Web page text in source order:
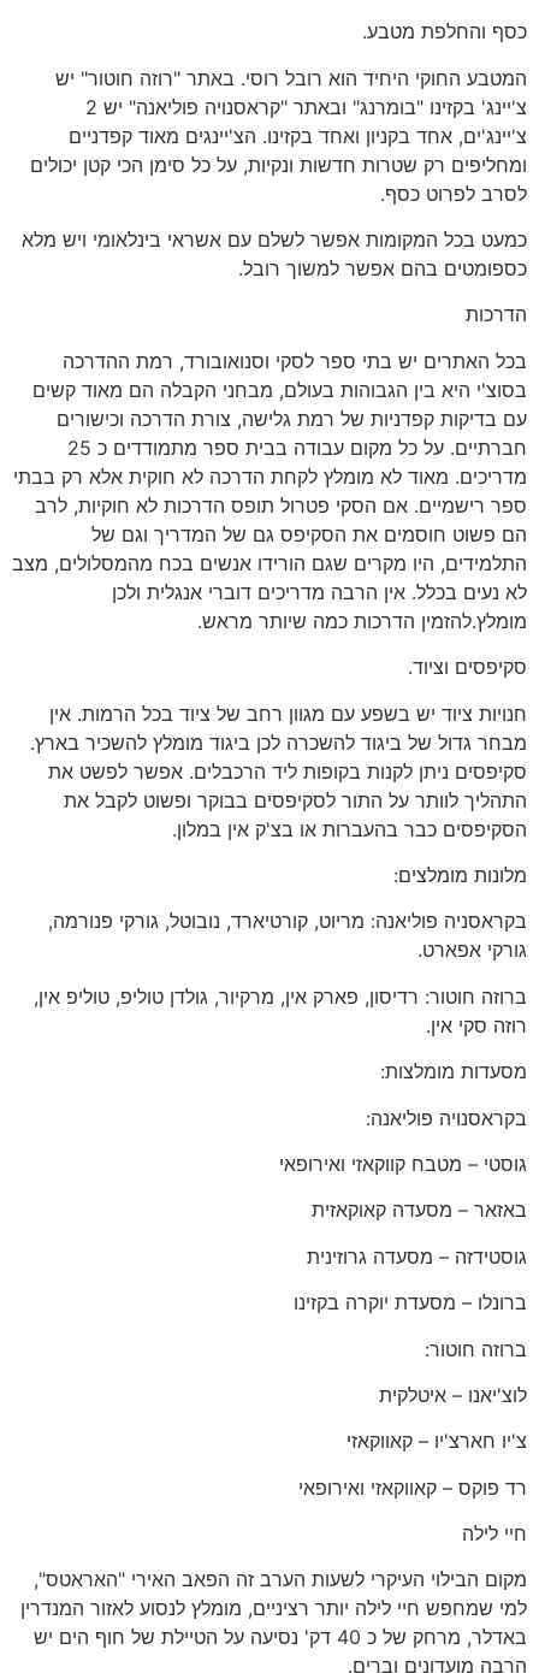
כסף והחלפת מטבע.
המטבע החוקי היחיד הוא רובל רוסי. באתר "רוזה חוטור" יש
צ'יינג' בקזינו "בומרנג" ובאתר "קראסנויה פוליאנה" יש 2
צ'יינג'ים, אחד בקניון ואחד בקזינו. הצ'יינגים מאוד קפדניים
ומחליפים רק שטרות חדשות ונקיות, על כל סימן הכי קטן יכולים
לסרב לפרוט כסף.
כמעט בכל המקומות אפשר לשלם עם אשראי בינלאומי ויש מלא
כספומטים בהם אפשר למשוך רובל.
הדרכות
בכל האתרים יש בתי ספר לסקי וסנואובורד, רמת ההדרכה
בסוצ'י היא בין הגבוהות בעולם, מבחני הקבלה הם מאוד קשים
עם בדיקות קפדניות של רמת גלישה, צורת הדרכה וכישורים
חברתיים. על כל מקום עבודה בבית ספר מתמודדים כ 25
מדריכים. מאוד לא מומלץ לקחת הדרכה לא חוקית אלא רק בבתי
ספר רישמיים. אם הסקי פטרול תופס הדרכות לא חוקיות, לרב
הם פשוט חוסמים את הסקיפס גם של המדריך וגם של
התלמידים, היו מקרים שגם הורידו אנשים בכח מהמסלולים, מצב
לא נעים בכלל. אין הרבה מדריכים דוברי אנגלית ולכן
מומלץ.להזמין הדרכות כמה שיותר מראש.
סקיפסים וציוד.
חנויות ציוד יש בשפע עם מגוון רחב של ציוד בכל הרמות. אין
מבחר גדול של ביגוד להשכרה לכן ביגוד מומלץ להשכיר בארץ.
סקיפסים ניתן לקנות בקופות ליד הרכבלים. אפשר לפשט את
התהליך לוותר על התור לסקיפסים בבוקר ופשוט לקבל את
הסקיפסים כבר בהעברות או בצ'ק אין במלון.
מלונות מומלצים:
בקראסניה פוליאנה: מריוט, קורטיארד, נובוטל, גורקי פנורמה,
גורקי אפארט.
ברוזה חוטור: רדיסון, פארק אין, מרקיור, גולדן טוליפ, טוליפ אין,
רוזה סקי אין.
מסעדות מומלצות:
בקראסנויה פוליאנה:
גוסטי – מטבח קווקאזי ואירופאי
באזאר – מסעדה קאוקאזית
גוסטידזה – מסעדה גרוזינית
ברונלו – מסעדת יוקרה בקזינו
ברוזה חוטור:
לוצ'יאנו – איטלקית
צ'יו חארצ'יו – קאווקאזי
רד פוקס – קאווקאזי ואירופאי
חיי לילה
מקום הבילוי העיקרי לשעות הערב זה הפאב האירי "האראטס",
למי שמחפש חיי לילה יותר רציניים, מומלץ לנסוע לאזור המנדרין
באדלר, מרחק של כ 40 דק' נסיעה על הטיילת של חוף הים יש
הרבה מועדונים וברים.